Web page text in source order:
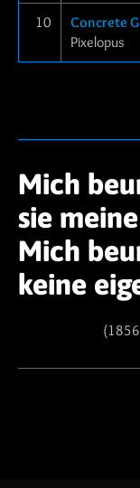
10
Concrete
Pixelopus
Mich
sie
Mich
keine